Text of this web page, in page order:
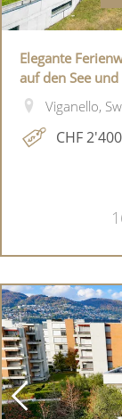
Elegante
auf den See und
Viganello,
CHF